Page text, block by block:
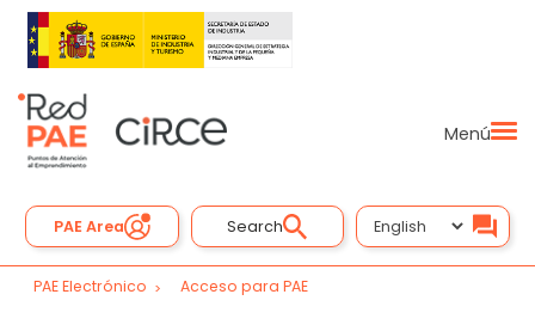
PAE Area Search
Menú
PAE Electrónico Acceso para PAE